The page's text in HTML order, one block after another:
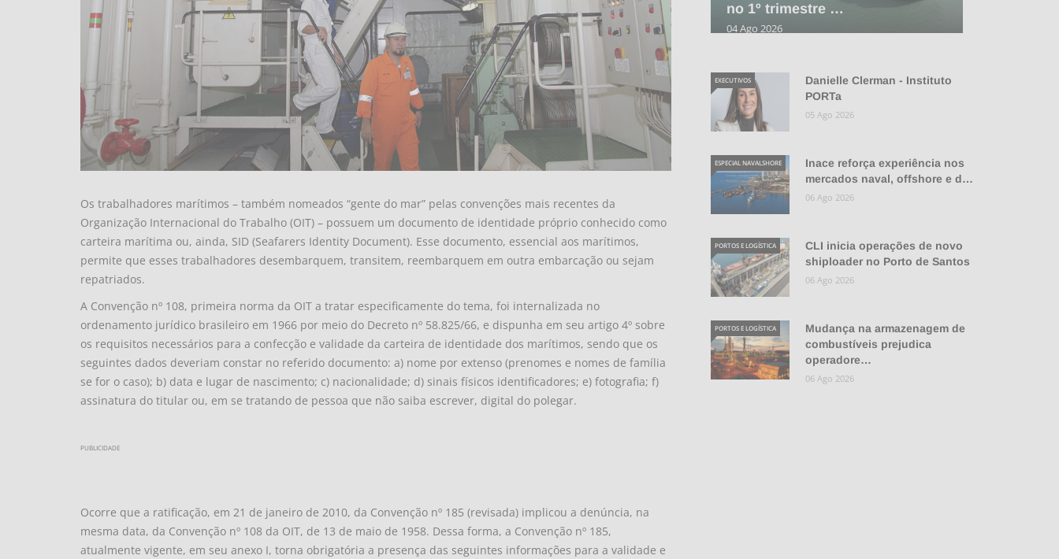
Os trabalhadores marítimos – também nomeados “gente do mar” pelas convenções mais recentes da
Organização Internacional do Trabalho (OIT) – possuem um documento de identidade próprio conhecido como
carteira marítima ou, ainda, SID (Seafarers Identity Document). Esse documento, essencial aos marítimos,
permite que esses trabalhadores desembarquem, transitem, reembarquem em outra embarcação ou sejam
repatriados.
A Convenção nº 108, primeira norma da OIT a tratar especificamente do tema, foi internalizada no
ordenamento jurídico brasileiro em 1966 por meio do Decreto nº 58.825/66, e dispunha em seu artigo 4º sobre
os requisitos necessários para a confecção e validade da carteira de identidade dos marítimos, sendo que os
seguintes dados deveriam constar no referido documento: a) nome por extenso (prenomes e nomes de família
se for o caso); b) data e lugar de nascimento; c) nacionalidade; d) sinais físicos identificadores; e) fotografia; f)
assinatura do titular ou, em se tratando de pessoa que não saiba escrever, digital do polegar.
PUBLICIDADE
Ocorre que a ratificação, em 21 de janeiro de 2010, da Convenção nº 185 (revisada) implicou a denúncia, na
mesma data, da Convenção nº 108 da OIT, de 13 de maio de 1958. Dessa forma, a Convenção nº 185,
atualmente vigente, em seu anexo I, torna obrigatória a presença das seguintes informações para a validade e
no 1º trimestre …
04 Ago 2026
Danielle Clerman - Instituto
PORTa
EXECUTIVOS
05 Ago 2026
Inace reforça experiência nos
mercados naval, offshore e d…
ESPECIAL NAVALSHORE
06 Ago 2026
CLI inicia operações de novo
shiploader no Porto de Santos
PORTOS E LOGÍSTICA
06 Ago 2026
Mudança na armazenagem de
combustíveis prejudica
operadore…
PORTOS E LOGÍSTICA
06 Ago 2026